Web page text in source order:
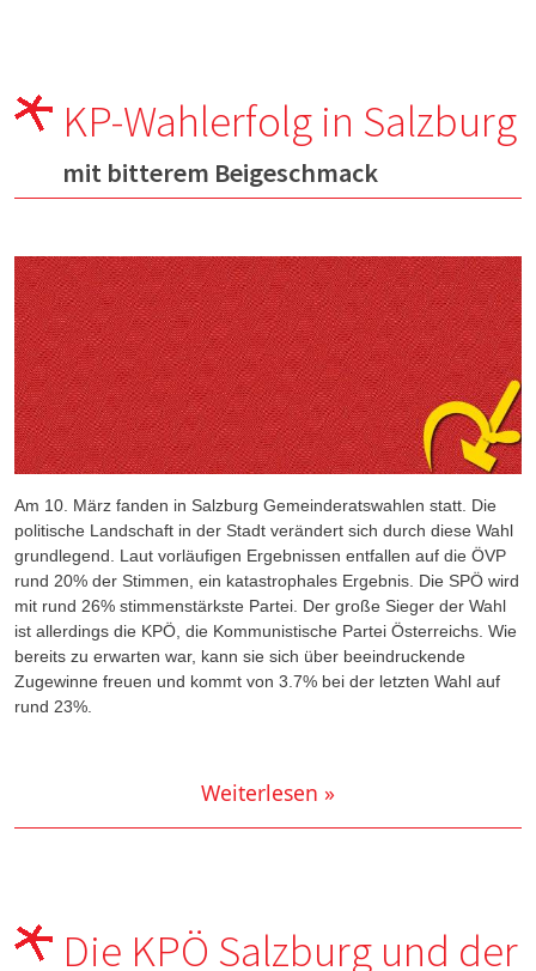
KP-Wahlerfolg in Salzburg
mit bitterem Beigeschmack
Am 10. März fanden in Salzburg Gemeinderatswahlen statt. Die
politische Landschaft in der Stadt verändert sich durch diese Wahl
grundlegend. Laut vorläufigen Ergebnissen entfallen auf die ÖVP
rund 20% der Stimmen, ein katastrophales Ergebnis. Die SPÖ wird
mit rund 26% stimmenstärkste Partei. Der große Sieger der Wahl
ist allerdings die KPÖ, die Kommunistische Partei Österreichs. Wie
bereits zu erwarten war, kann sie sich über beeindruckende
Zugewinne freuen und kommt von 3.7% bei der letzten Wahl auf
rund 23%.
Weiterlesen »
Die KPÖ Salzburg und der